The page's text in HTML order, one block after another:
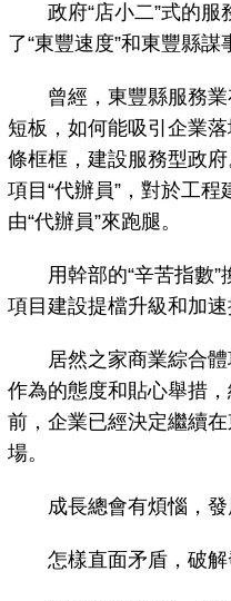
政府“店小二”式的服
了“東豐速度”和東豐縣謀
曾經，東豐縣服務業
短板，如何能吸引企業
條框框，建設服務型政
項目“代辦員”，對於工
由“代辦員”來跑腿。
用幹部的“辛苦指數”
項目建設提檔升級和加速
居然之家商業綜合體
作為的態度和貼心舉措
前，企業已經決定繼續
場。
成長總會有煩惱，發
怎樣直面矛盾，破解